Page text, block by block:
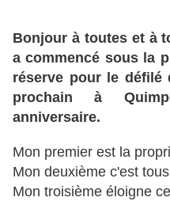
Bonjour à toutes et à
a commencé sous la
réserve pour le défilé
prochain à
anniversaire.
Mon premier est la
Mon deuxième c'est
Mon troisième éloigne